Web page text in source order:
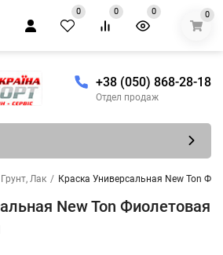
0 0 0 0
+38 (050) 868-28-18
Отдел продаж
Лак / Краска Универсальная New Ton
New Ton Фиолетовая